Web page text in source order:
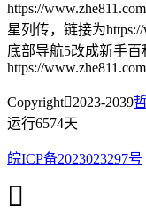
https://
星列传，链接为https://
底部导航5改成新手百
https://
Copyright 2023-2039
运行6574天
皖ICP备2023023297号